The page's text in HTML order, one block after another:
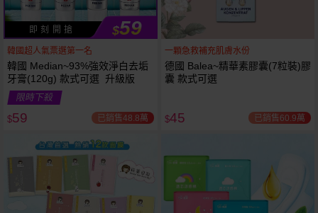
即 刻 開 搶 $59
韓國超人氣票選第一名
韓國 Median~93%強效淨白去垢
牙膏(120g) 款式可選 升級版
限時下殺
$59 已銷售48.8萬
一顆急救補充肌膚水份
德國 Balea~精華素膠囊(7粒裝)膠
囊 款式可選
$45 已銷售60.9萬